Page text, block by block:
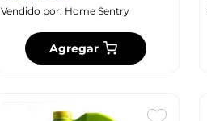
Vendido por: Home Sentry
Agregar